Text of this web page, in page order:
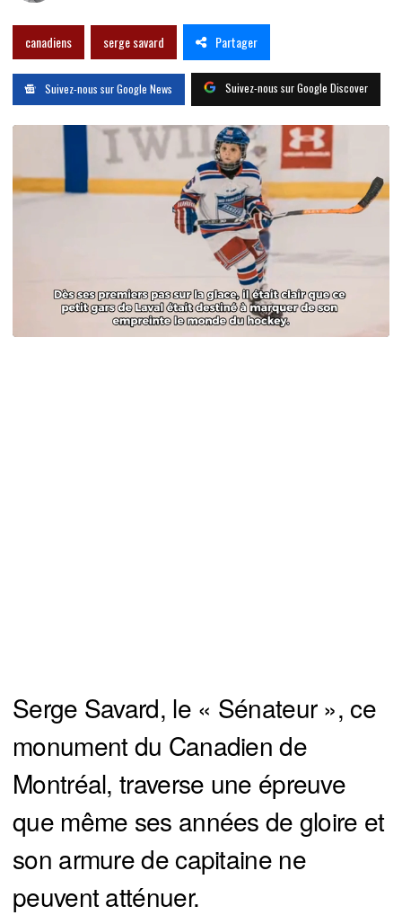
canadiens serge savard Partager
Suivez-nous sur Google News Suivez-nous sur Google Discover
Serge Savard, le « Sénateur », ce
monument du Canadien de
Montréal, traverse une épreuve
que même ses années de gloire et
son armure de capitaine ne
peuvent atténuer.